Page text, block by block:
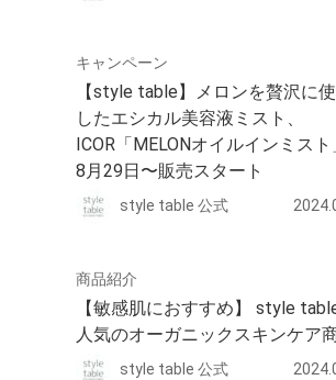
キャンペーン
【style table】メロンを贅沢に
したエシカル美容液ミスト、
ICOR「MELONオイルインミスト
8月29日〜販売スタート
style table 公式
商品紹介
【敏感肌におすすめ】 style
人気のオーガニックスキンケア
style table 公式